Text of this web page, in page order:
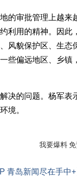
审批管理上越来
利用的精神。因此
风貌保护区、生态
些偏远地区、乡镇
的问题。杨军表
境。
我要爆料
青岛新闻尽在手中+